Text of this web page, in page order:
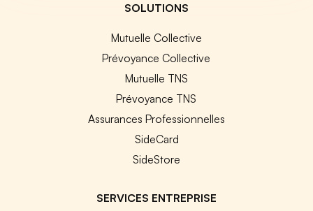
SOLUTIONS
Mutuelle Collective
Prévoyance Collective
Mutuelle TNS
Prévoyance TNS
Assurances Professionnelles
SideCard
SideStore
SERVICES ENTREPRISE